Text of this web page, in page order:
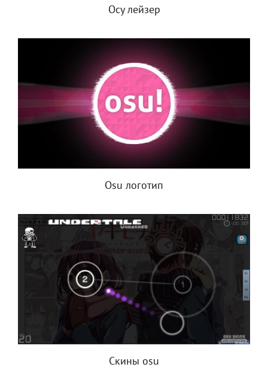
Осу лейзер
Osu логотип
Скины osu